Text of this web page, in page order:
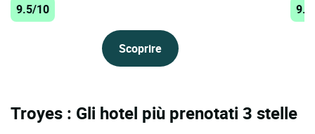
9.5/10
Scoprire
Troyes : Gli hotel più prenotati 3 stelle